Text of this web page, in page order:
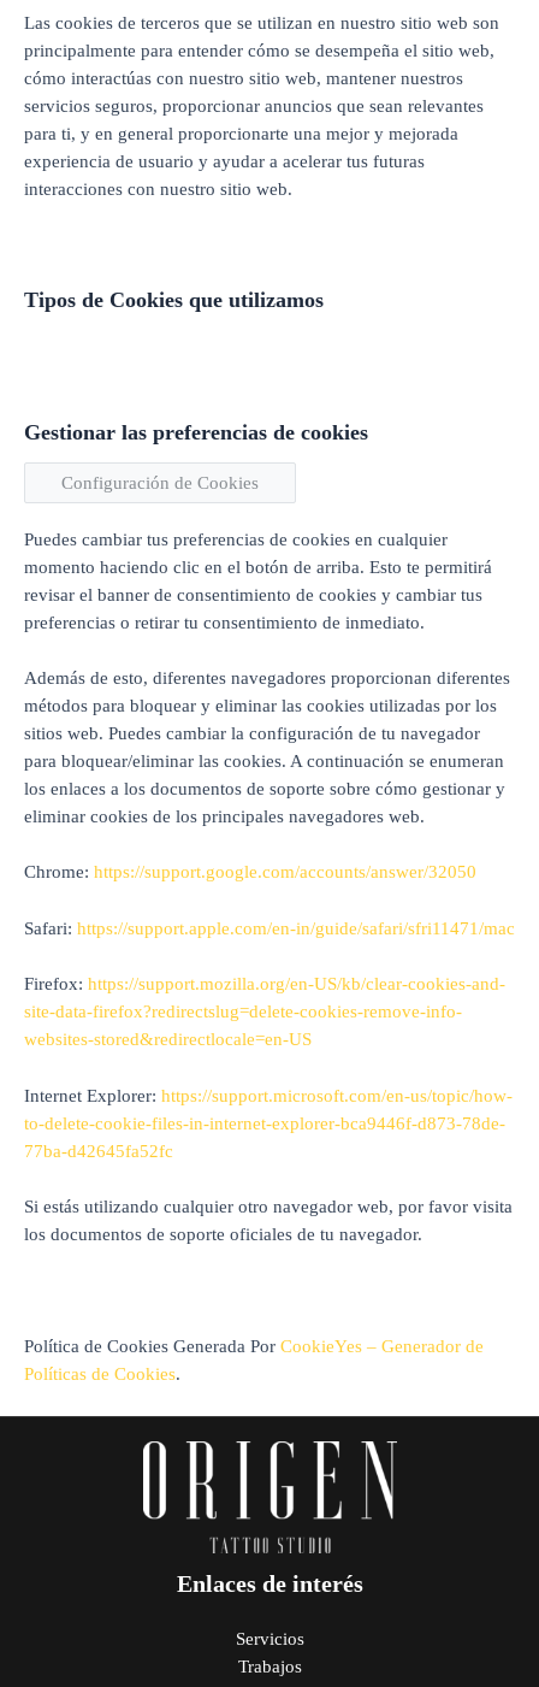
Las cookies de terceros que se utilizan en nuestro sitio web son
principalmente para entender cómo se desempeña el sitio web,
cómo interactúas con nuestro sitio web, mantener nuestros
servicios seguros, proporcionar anuncios que sean relevantes
para ti, y en general proporcionarte una mejor y mejorada
experiencia de usuario y ayudar a acelerar tus futuras
interacciones con nuestro sitio web.
Tipos de Cookies que utilizamos
Gestionar las preferencias de cookies
Configuración de Cookies
Puedes cambiar tus preferencias de cookies en cualquier
momento haciendo clic en el botón de arriba. Esto te permitirá
revisar el banner de consentimiento de cookies y cambiar tus
preferencias o retirar tu consentimiento de inmediato.
Además de esto, diferentes navegadores proporcionan diferentes
métodos para bloquear y eliminar las cookies utilizadas por los
sitios web. Puedes cambiar la configuración de tu navegador
para bloquear/eliminar las cookies. A continuación se enumeran
los enlaces a los documentos de soporte sobre cómo gestionar y
eliminar cookies de los principales navegadores web.
Chrome: https://support.google.com/accounts/answer/32050
Safari: https://support.apple.com/en-in/guide/safari/sfri11471/mac
Firefox: https://support.mozilla.org/en-US/kb/clear-cookies-and-
site-data-firefox?redirectslug=delete-cookies-remove-info-
websites-stored&redirectlocale=en-US
Internet Explorer: https://support.microsoft.com/en-us/topic/how-
to-delete-cookie-files-in-internet-explorer-bca9446f-d873-78de-
77ba-d42645fa52fc
Si estás utilizando cualquier otro navegador web, por favor visita
los documentos de soporte oficiales de tu navegador.
Política de Cookies Generada Por CookieYes – Generador de
Políticas de Cookies.
Enlaces de interés
Servicios
Trabajos